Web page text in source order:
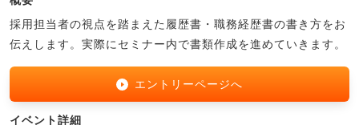
採用担当者の視点を踏まえた履歴書・職務経歴書の書き方をお
伝えします。実際にセミナー内で書類作成を進めていきます。
エントリーページへ
イベント詳細